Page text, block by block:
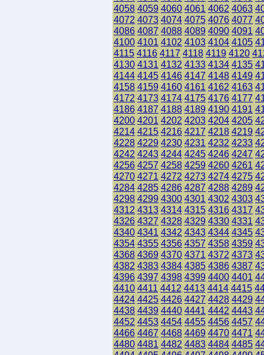
4058 4059 4060 4061 4062 4063
4072 4073 4074 4075 4076 4077
4086 4087 4088 4089 4090 4091
4100 4101 4102 4103 4104 4105
4115 4116 4117 4118 4119 4120
4130 4131 4132 4133 4134 4135
4144 4145 4146 4147 4148 4149
4158 4159 4160 4161 4162 4163
4172 4173 4174 4175 4176 4177
4186 4187 4188 4189 4190 4191
4200 4201 4202 4203 4204 4205
4214 4215 4216 4217 4218 4219
4228 4229 4230 4231 4232 4233
4242 4243 4244 4245 4246 4247
4256 4257 4258 4259 4260 4261
4270 4271 4272 4273 4274 4275
4284 4285 4286 4287 4288 4289
4298 4299 4300 4301 4302 4303
4312 4313 4314 4315 4316 4317
4326 4327 4328 4329 4330 4331
4340 4341 4342 4343 4344 4345
4354 4355 4356 4357 4358 4359
4368 4369 4370 4371 4372 4373
4382 4383 4384 4385 4386 4387
4396 4397 4398 4399 4400 4401
4410 4411 4412 4413 4414 4415
4424 4425 4426 4427 4428 4429
4438 4439 4440 4441 4442 4443
4452 4453 4454 4455 4456 4457
4466 4467 4468 4469 4470 4471
4480 4481 4482 4483 4484 4485